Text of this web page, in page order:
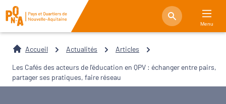
Menu
Accueil Actualités Articles
Les Cafés des acteurs de l'éducation en QPV : échanger entre pairs,
partager ses pratiques, faire réseau